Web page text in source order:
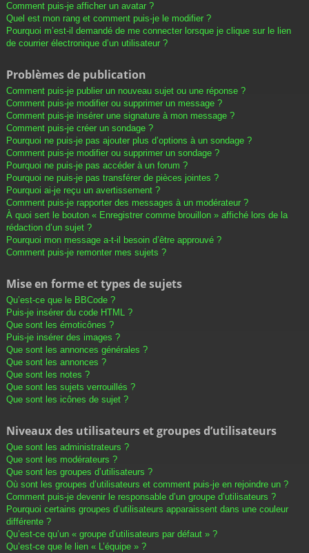
Comment puis-je afficher un avatar ?
Quel est mon rang et comment puis-je le modifier ?
Pourquoi m’est-il demandé de me connecter lorsque je clique sur le lien
de courrier électronique d’un utilisateur ?
Problèmes de publication
Comment puis-je publier un nouveau sujet ou une réponse ?
Comment puis-je modifier ou supprimer un message ?
Comment puis-je insérer une signature à mon message ?
Comment puis-je créer un sondage ?
Pourquoi ne puis-je pas ajouter plus d’options à un sondage ?
Comment puis-je modifier ou supprimer un sondage ?
Pourquoi ne puis-je pas accéder à un forum ?
Pourquoi ne puis-je pas transférer de pièces jointes ?
Pourquoi ai-je reçu un avertissement ?
Comment puis-je rapporter des messages à un modérateur ?
À quoi sert le bouton « Enregistrer comme brouillon » affiché lors de la
rédaction d’un sujet ?
Pourquoi mon message a-t-il besoin d’être approuvé ?
Comment puis-je remonter mes sujets ?
Mise en forme et types de sujets
Qu’est-ce que le BBCode ?
Puis-je insérer du code HTML ?
Que sont les émoticônes ?
Puis-je insérer des images ?
Que sont les annonces générales ?
Que sont les annonces ?
Que sont les notes ?
Que sont les sujets verrouillés ?
Que sont les icônes de sujet ?
Niveaux des utilisateurs et groupes d’utilisateurs
Que sont les administrateurs ?
Que sont les modérateurs ?
Que sont les groupes d’utilisateurs ?
Où sont les groupes d’utilisateurs et comment puis-je en rejoindre un ?
Comment puis-je devenir le responsable d’un groupe d’utilisateurs ?
Pourquoi certains groupes d’utilisateurs apparaissent dans une couleur
différente ?
Qu’est-ce qu’un « groupe d’utilisateurs par défaut » ?
Qu’est-ce que le lien « L’équipe » ?